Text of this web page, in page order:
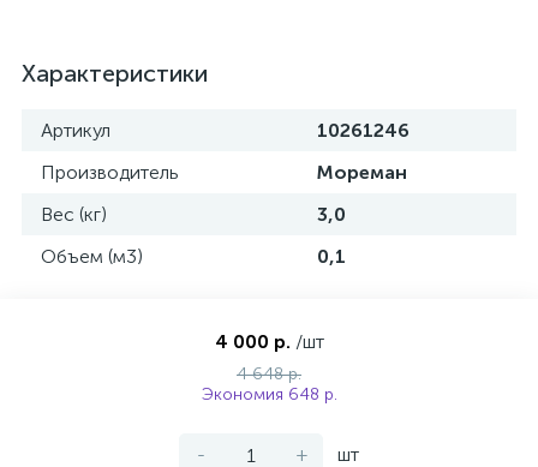
Характеристики
Артикул
10261246
Производитель
Мореман
Вес (кг)
3,0
Объем (м3)
0,1
4 000 р. /шт
4 648 р.
Экономия 648 р.
- + шт